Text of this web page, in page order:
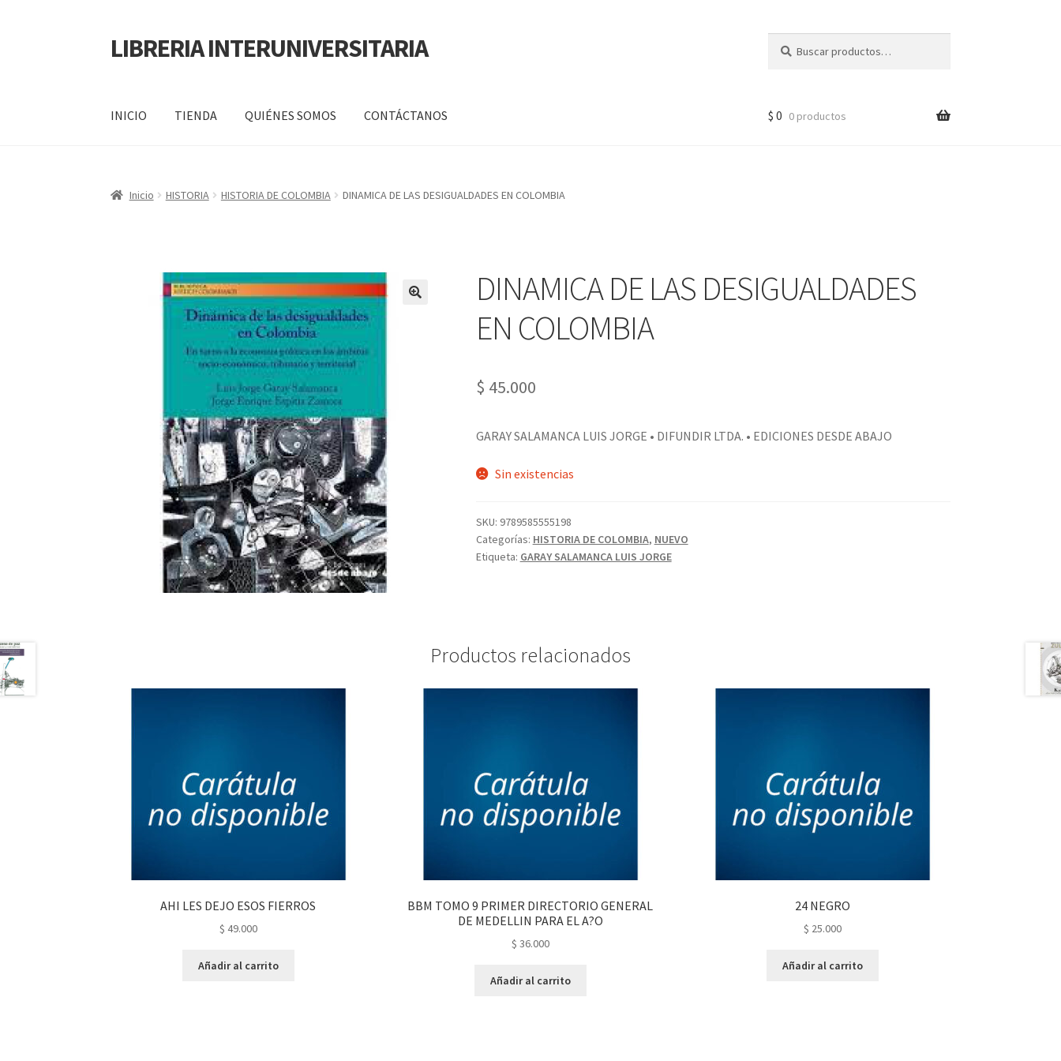
LIBRERIA INTERUNIVERSITARIA
INICIO TIENDA QUIÉNES SOMOS CONTÁCTANOS
QUIÉNES SOMOSSHOPTienda
$ 0 0 productos
Inicio HISTORIA HISTORIA DE COLOMBIA DINAMICA DE LAS DESIGUALDADES EN COLOMBIA
DINAMICA DE LAS DESIGUALDADES
EN COLOMBIA
$ 45.000
GARAY SALAMANCA LUIS JORGE • DIFUNDIR LTDA. • EDICIONES DESDE ABAJO
Sin existencias
SKU: 9789585555198
Categorías: HISTORIA DE COLOMBIA, NUEVO
Etiqueta: GARAY SALAMANCA LUIS JORGE
Productos relacionados
AHI LES DEJO ESOS FIERROS
$ 49.000
Añadir al carrito
BBM TOMO 9 PRIMER DIRECTORIO GENERAL
DE MEDELLIN PARA EL A?O
$ 36.000
Añadir al carrito
24 NEGRO
$ 25.000
Añadir al carrito